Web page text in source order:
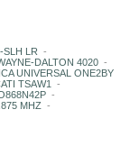
SLH LR -
DALTON 4020 -
UNIVERSAL ONE2BY
TSAW1
-
-
MHZ -